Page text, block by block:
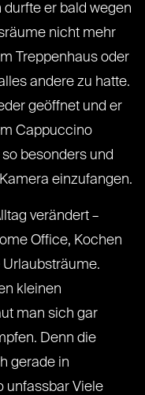
er bald wegen
nicht mehr
Treppenhaus oder
andere zu hatte.
geöffnet und er
Cappuccino
besonders und
einzufangen.
verändert –
Office, Kochen
kleinen
man sich gar
Denn die
gerade in
unfassbar Viele